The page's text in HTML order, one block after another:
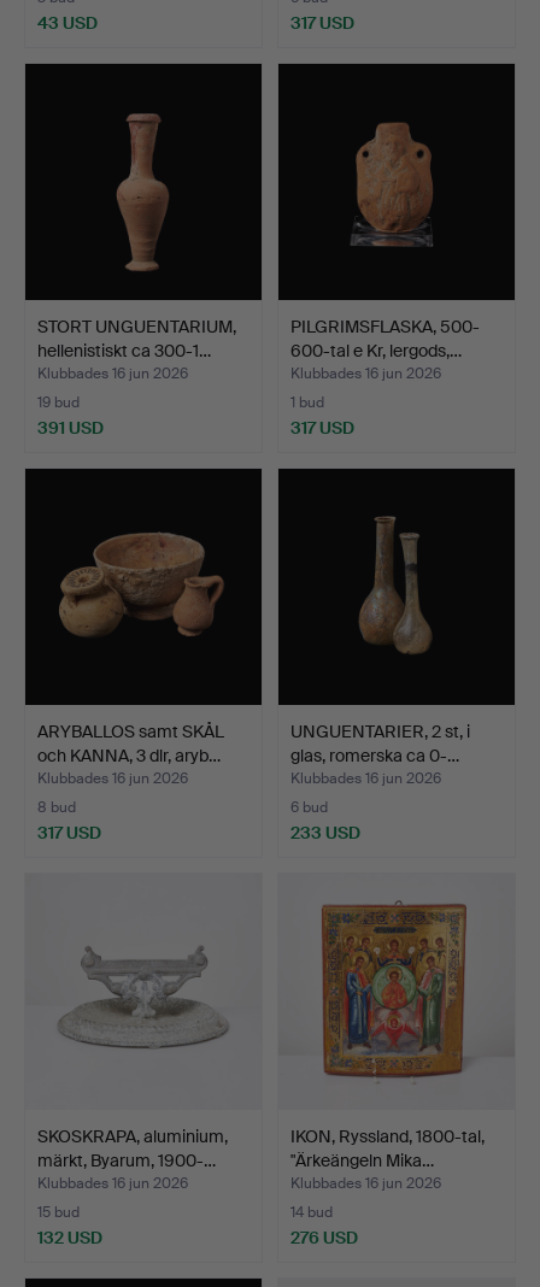
43 USD 317 USD
STORT UNGUENTARIUM,
hellenistiskt ca 300-1…
Klubbades 16 jun 2026
19 bud
391 USD
PILGRIMSFLASKA, 500-
600-tal e Kr, lergods,…
Klubbades 16 jun 2026
1 bud
317 USD
ARYBALLOS samt SKÅL
och KANNA, 3 dlr, aryb…
Klubbades 16 jun 2026
8 bud
317 USD
UNGUENTARIER, 2 st, i
glas, romerska ca 0-…
Klubbades 16 jun 2026
6 bud
233 USD
SKOSKRAPA, aluminium,
märkt, Byarum, 1900-…
Klubbades 16 jun 2026
15 bud
132 USD
IKON, Ryssland, 1800-tal,
"Ärkeängeln Mika…
Klubbades 16 jun 2026
14 bud
276 USD